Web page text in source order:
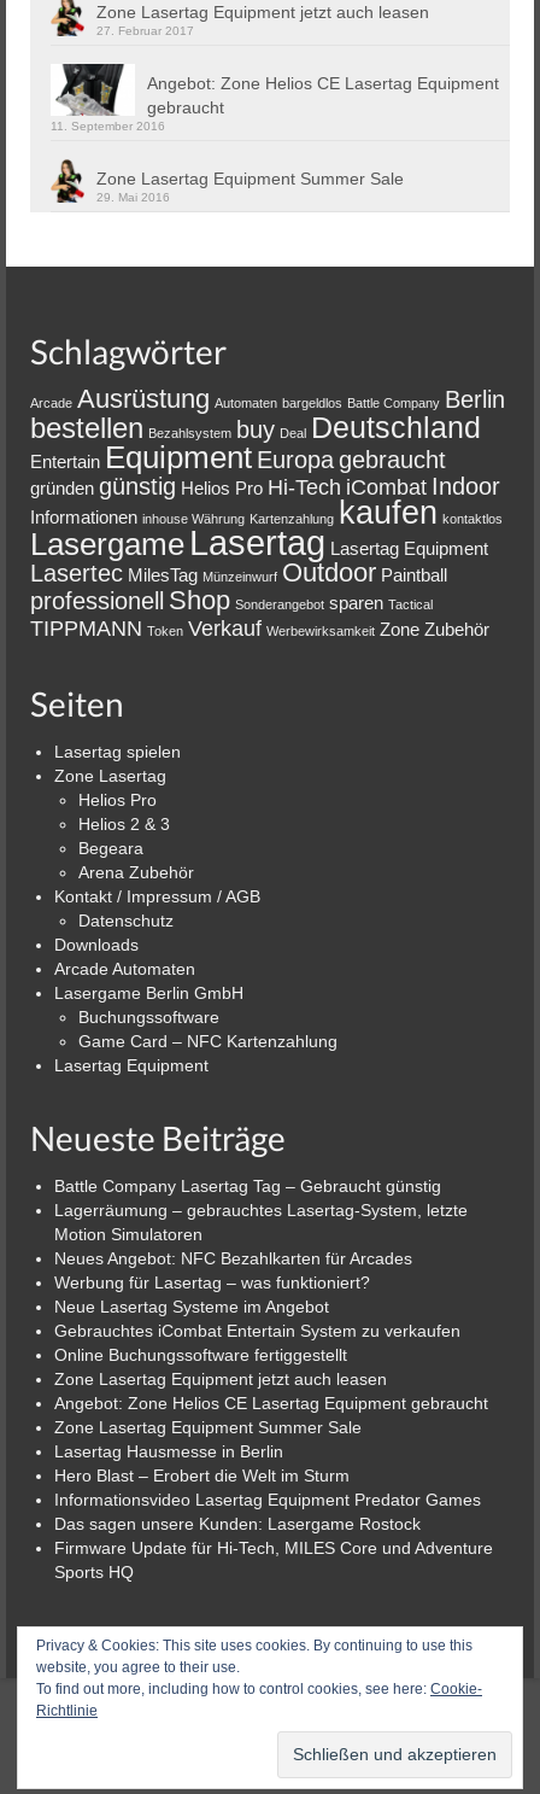
Zone Lasertag Equipment jetzt auch leasen
27. Februar 2017
Angebot: Zone Helios CE Lasertag Equipment
gebraucht
11. September 2016
Zone Lasertag Equipment Summer Sale
29. Mai 2016
Schlagwörter
Arcade Ausrüstung Automaten bargeldlos Battle Company Berlin
bestellen Bezahlsystem buy Deal Deutschland
Entertain Equipment Europagebraucht
gründen günstig Helios Pro Hi-Tech iCombat Indoor
Informationen inhouse Währung Kartenzahlung kaufen kontaktlos
Lasergame Lasertag Lasertag Equipment
Lasertec MilesTag Münzeinwurf Outdoor Paintball
professionell Shop Sonderangebot sparen Tactical
TIPPMANN Token Verkauf Werbewirksamkeit Zone Zubehör
Seiten
Lasertag spielen
Zone Lasertag
Helios Pro
Helios 2 & 3
Begeara
Arena Zubehör
Kontakt / Impressum / AGB
Datenschutz
Downloads
Arcade Automaten
Lasergame Berlin GmbH
Buchungssoftware
Game Card – NFC Kartenzahlung
Lasertag Equipment
Neueste Beiträge
Battle Company Lasertag Tag – Gebraucht günstig
Lagerräumung – gebrauchtes Lasertag-System, letzte
Motion Simulatoren
Neues Angebot: NFC Bezahlkarten für Arcades
Werbung für Lasertag – was funktioniert?
Neue Lasertag Systeme im Angebot
Gebrauchtes iCombat Entertain System zu verkaufen
Online Buchungssoftware fertiggestellt
Zone Lasertag Equipment jetzt auch leasen
Angebot: Zone Helios CE Lasertag Equipment gebraucht
Zone Lasertag Equipment Summer Sale
Lasertag Hausmesse in Berlin
Hero Blast – Erobert die Welt im Sturm
Informationsvideo Lasertag Equipment Predator Games
Das sagen unsere Kunden: Lasergame Rostock
Firmware Update für Hi-Tech, MILES Core und Adventure
Sports HQ
Privacy & Cookies: This site uses cookies. By continuing to use this
website, you agree to their use.
To find out more, including how to control cookies, see here: Cookie-
Richtlinie